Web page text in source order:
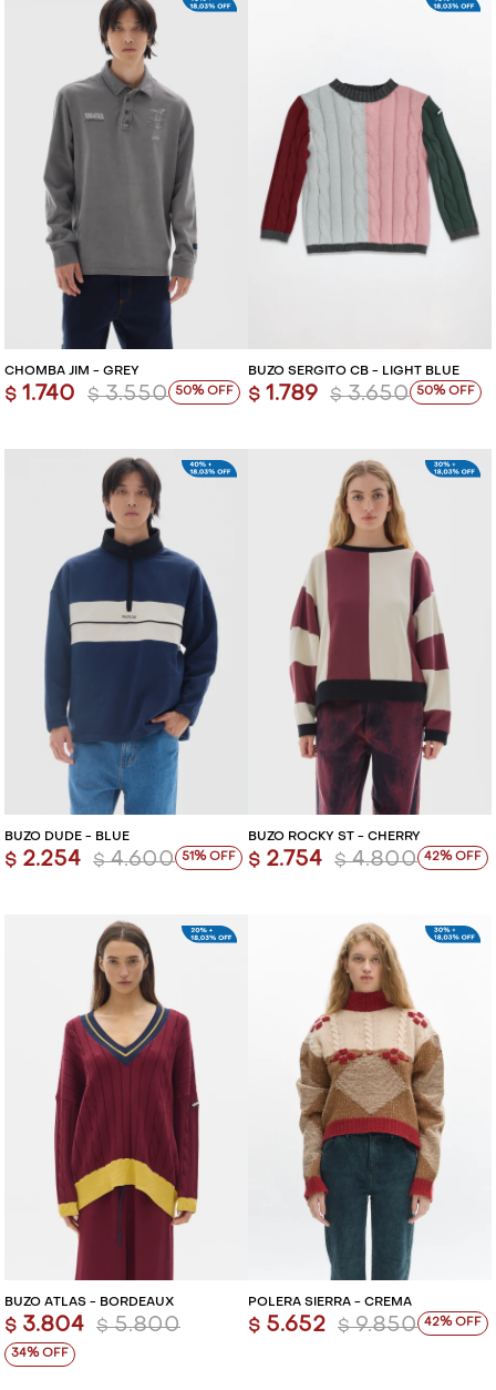
CHOMBA JIM - GREY
$ 1.740 $ 3.550 50
BUZO SERGITO CB - LIGHT BLUE
$ 1.789 $ 3.650 50
BUZO DUDE - BLUE
$ 2.254 $ 4.600 51
BUZO ROCKY ST - CHERRY
$ 2.754 $ 4.800 42
BUZO ATLAS - BORDEAUX
$ 3.804 $ 5.800
34
POLERA SIERRA - CREMA
$ 5.652 $ 9.850 42